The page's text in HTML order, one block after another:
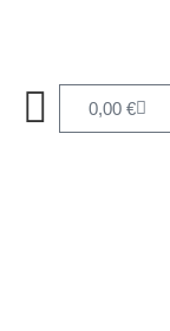
0,00 €